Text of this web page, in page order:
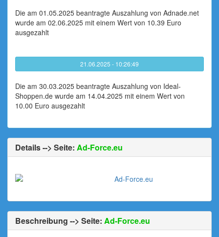
Die am 01.05.2025 beantragte Auszahlung von Adnade.net
wurde am 02.06.2025 mit einem Wert von 10.39 Euro
ausgezahlt
21.06.2025 - 10:26:49
Die am 30.03.2025 beantragte Auszahlung von Ideal-
Shoppen.de wurde am 14.04.2025 mit einem Wert von
10.00 Euro ausgezahlt
Details --> Seite: Ad-Force.eu
Beschreibung --> Seite: Ad-Force.eu